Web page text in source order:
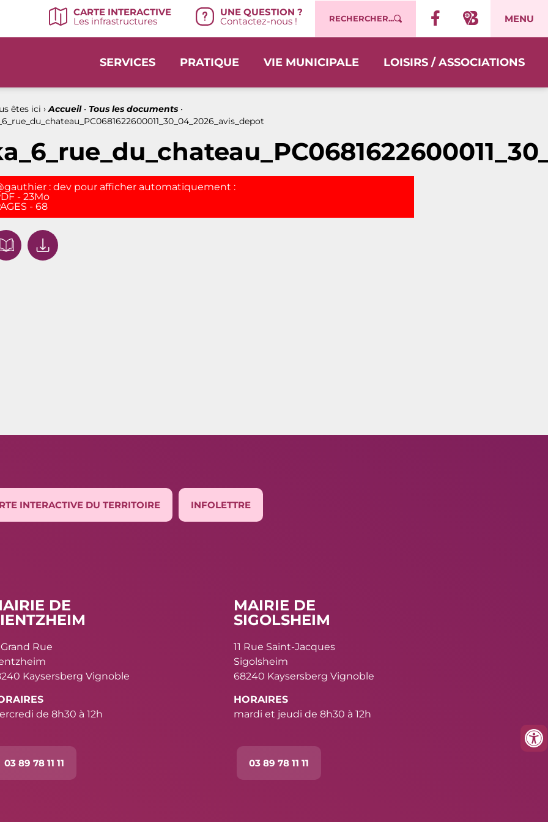
CARTE INTERACTIVE
Les infrastructures
UNE QUESTION ?
Contactez-nous ! RECHERCHER... MENU
SERVICES PRATIQUE VIE MUNICIPALE LOISIRS / ASSOCIATIONS
êtes ici › Accueil• Tous les documents•
: dev pour afficher automatiquement :
- 23Mo
- 68
INTERACTIVE DU TERRITOIRE INFOLETTRE
DE
Grand Rue
Kaysersberg Vignoble
de 8h30 à 12h
03 89 78 11 11
MAIRIE DE
SIGOLSHEIM
11 Rue Saint-Jacques
Sigolsheim
68240 Kaysersberg Vignoble
HORAIRES
mardi et jeudi de 8h30 à 12h
03 89 78 11 11